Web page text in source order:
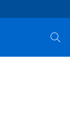
Cerca